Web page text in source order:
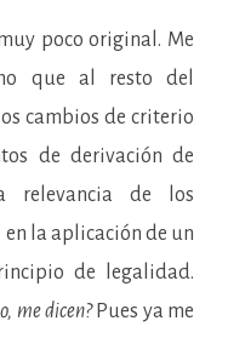
poco original. Me
que al resto del
cambios de criterio
de derivación de
relevancia de los
la aplicación de un
de legalidad.
me dicen?Pues ya me